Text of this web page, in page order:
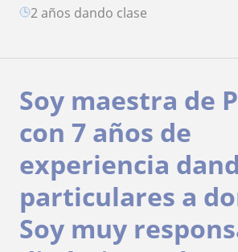
2 años dando clase
Soy maestra de
con 7 años de
experiencia
particulares a
Soy muy